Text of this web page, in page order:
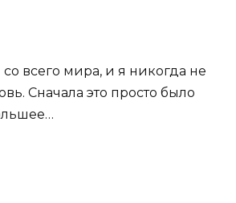
всего мира, и я никогда не
Сначала это просто было